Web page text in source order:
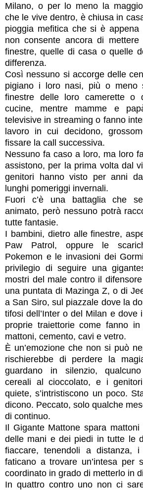
Milano, o per lo meno la
che le vive dentro, è chiusa in
pioggia mefitica che si è appena
non consente ancora di
finestre, quelle di casa o quelle
differenza.
Così nessuno si accorge delle
pigiano i loro nasi, più o meno
finestre delle loro camerette o
cucine, mentre mamme e
televisive in streaming o fanno
lavoro in cui decidono,
fissare la call successiva.
Nessuno fa caso a loro, ma loro
assistono, per la prima volta dal
genitori hanno visto per anni
lunghi pomeriggi invernali.
Fuori c’è una battaglia che
animato, però nessuno potrà
tutte fantasie.
I bambini, dietro alle finestre,
Paw Patrol, oppure le
Pokemon e le invasioni dei
privilegio di seguire una
mostri del male contro il
una puntata di Mazinga Z, o di
a San Siro, sul piazzale dove la
tifosi dell’Inter o del Milan e dove
proprie traiettorie come fanno
mattoni, cemento, cavi e vetro.
È un’emozione che non si può
rischierebbe di perdere la
guardano in silenzio,
cereali al cioccolato, e i
quiete, s’intristiscono un poco.
dicono. Peccato, solo qualche
di continuo.
Il Gigante Mattone spara
delle mani e dei piedi in tutte le
fiaccare, tenendoli a distanza,
faticano a trovare un’intesa per
coordinato in grado di metterlo in
In quattro contro uno non ci